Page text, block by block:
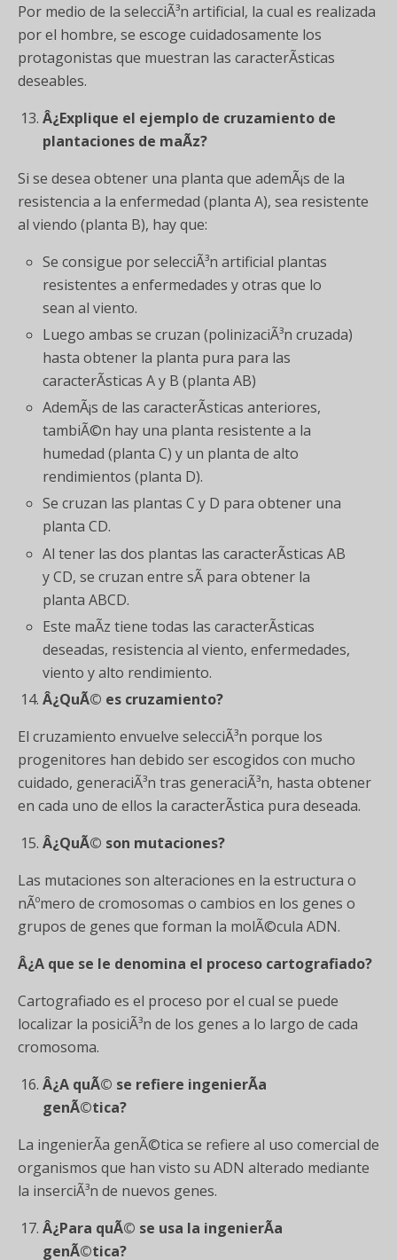
Por medio de la selecciÃ³n artificial, la cual es realizada
por el hombre, se escoge cuidadosamente los
protagonistas que muestran las caracterÃ­sticas
deseables.
Â¿Explique el ejemplo de cruzamiento de
plantaciones de maÃ­z?
Si se desea obtener una planta que ademÃ¡s de la
resistencia a la enfermedad (planta A), sea resistente
al viendo (planta B), hay que:
Se consigue por selecciÃ³n artificial plantas
resistentes a enfermedades y otras que lo
sean al viento.
Luego ambas se cruzan (polinizaciÃ³n cruzada)
hasta obtener la planta pura para las
caracterÃ­sticas A y B (planta AB)
AdemÃ¡s de las caracterÃ­sticas anteriores,
tambiÃ©n hay una planta resistente a la
humedad (planta C) y un planta de alto
rendimientos (planta D).
Se cruzan las plantas C y D para obtener una
planta CD.
Al tener las dos plantas las caracterÃ­sticas AB
y CD, se cruzan entre sÃ­ para obtener la
planta ABCD.
Este maÃ­z tiene todas las caracterÃ­sticas
deseadas, resistencia al viento, enfermedades,
viento y alto rendimiento.
Â¿QuÃ© es cruzamiento?
El cruzamiento envuelve selecciÃ³n porque los
progenitores han debido ser escogidos con mucho
cuidado, generaciÃ³n tras generaciÃ³n, hasta obtener
en cada uno de ellos la caracterÃ­stica pura deseada.
Â¿QuÃ© son mutaciones?
Las mutaciones son alteraciones en la estructura o
nÃºmero de cromosomas o cambios en los genes o
grupos de genes que forman la molÃ©cula ADN.
Â¿A que se le denomina el proceso cartografiado?
Cartografiado es el proceso por el cual se puede
localizar la posiciÃ³n de los genes a lo largo de cada
cromosoma.
Â¿A quÃ© se refiere ingenierÃ­a
genÃ©tica?
La ingenierÃ­a genÃ©tica se refiere al uso comercial de
organismos que han visto su ADN alterado mediante
la inserciÃ³n de nuevos genes.
Â¿Para quÃ© se usa la ingenierÃ­a
genÃ©tica?